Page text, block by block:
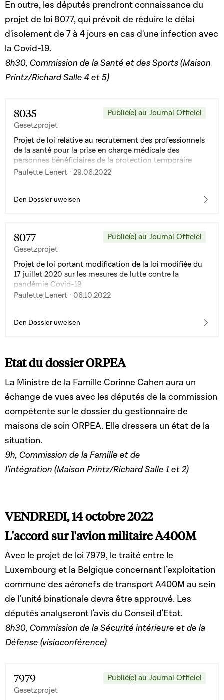
En outre, les députés prendront connaissance du
projet de loi 8077, qui prévoit de réduire le délai
d'isolement de 7 à 4 jours en cas d'une infection avec
la Covid-19.
8h30, Commission de la Santé et des Sports (Maison
Printz/Richard Salle 4 et 5)
8035
Gesetzprojet
Publié(e) au Journal Officiel
Projet de loi relative au recrutement des professionnels
de la santé pour la prise en charge médicale des
personnes bénéficiaires de la protection temporaire
dans le contexte du conflit entre la Russie et l'Ukraine
Paulette Lenert · 29.06.2022
Den Dossier uweisen
8077
Gesetzprojet
Publié(e) au Journal Officiel
Projet de loi portant modification de la loi modifiée du
17 juillet 2020 sur les mesures de lutte contre la
pandémie Covid-19
Paulette Lenert · 06.10.2022
Den Dossier uweisen
Etat du dossier ORPEA
La Ministre de la Famille Corinne Cahen aura un
échange de vues avec les députés de la commission
compétente sur le dossier du gestionnaire de
maisons de soin ORPEA. Elle dressera un état de la
situation.
9h, Commission de la Famille et de
l'intégration (Maison Printz/Richard Salle 1 et 2)
VENDREDI, 14 octobre 2022
L'accord sur l'avion militaire A400M
Avec le projet de loi 7979, le traité entre le
Luxembourg et la Belgique concernant l’exploitation
commune des aéronefs de transport A400M au sein
de l’unité binationale devra être approuvé. Les
députés analyseront l'avis du Conseil d'Etat.
8h30, Commission de la Sécurité intérieure et de la
Défense (visioconférence)
7979
Gesetzprojet
Publié(e) au Journal Officiel